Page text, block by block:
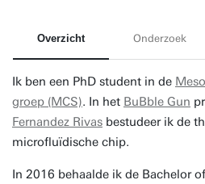
Overzicht Onderzoek
Ik ben een PhD student in de
groep (MCS). In het BuBble Gun
Fernandez Rivas bestudeer ik de
microfluïdische chip.
In 2016 behaalde ik de Bachelor